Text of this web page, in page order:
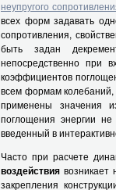
неупругого
всех форм задавать
сопротивления,
быть задан
непосредственно при
коэффициентов
всем формам колебаний,
применены значения
поглощения энергии
введенный в
Часто при расчете
воздействия возникает
закрепления